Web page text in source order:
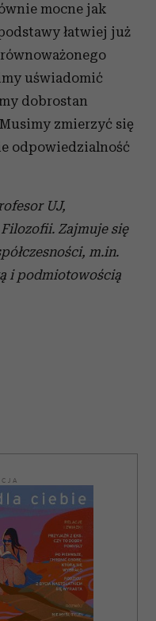
mocne jak
łatwiej już
uświadomić
dobrostan
zmierzyć się
odpowiedzialność
UJ,
Zajmuje się
m.in.
i podmiotowością